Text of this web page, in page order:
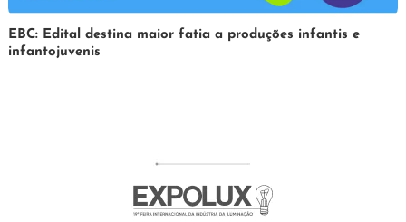
31
de
Redação
EBC: Edital destina maior fatia a produções infantis e
infantojuvenis